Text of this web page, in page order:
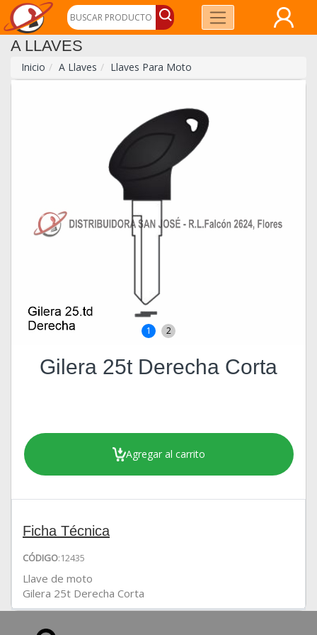
A LLAVES
Inicio A Llaves Llaves Para Moto
1 2
Gilera 25t Derecha Corta
Agregar al carrito
Ficha Técnica
CÓDIGO:12435
Llave de moto
Gilera 25t Derecha Corta